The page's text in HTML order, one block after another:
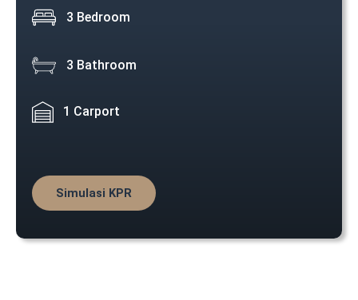
3 Bedroom
3 Bathroom
1 Carport
Simulasi KPR